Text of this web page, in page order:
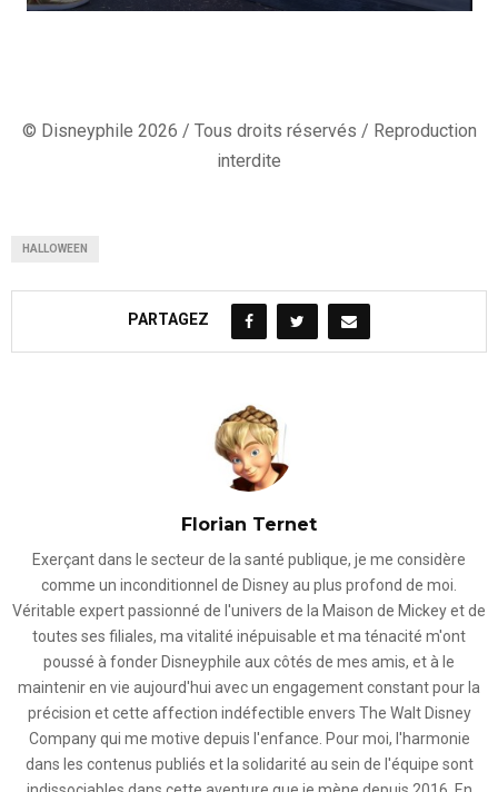
© Disneyphile 2026 / Tous droits réservés / Reproduction
interdite
HALLOWEEN
PARTAGEZ
Florian Ternet
Exerçant dans le secteur de la santé publique, je me considère
comme un inconditionnel de Disney au plus profond de moi.
Véritable expert passionné de l'univers de la Maison de Mickey et de
toutes ses filiales, ma vitalité inépuisable et ma ténacité m'ont
poussé à fonder Disneyphile aux côtés de mes amis, et à le
maintenir en vie aujourd'hui avec un engagement constant pour la
précision et cette affection indéfectible envers The Walt Disney
Company qui me motive depuis l'enfance. Pour moi, l'harmonie
dans les contenus publiés et la solidarité au sein de l'équipe sont